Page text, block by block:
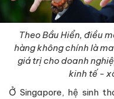
Theo Bầu Hiển, điều
hàng không chính là
giá trị cho doanh
kinh tế -
Ở Singapore, hệ sinh